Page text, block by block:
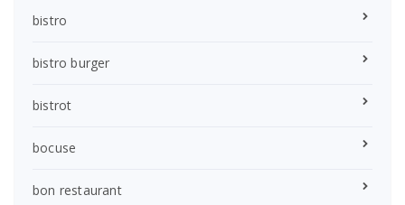
bistro
bistro burger
bistrot
bocuse
bon restaurant